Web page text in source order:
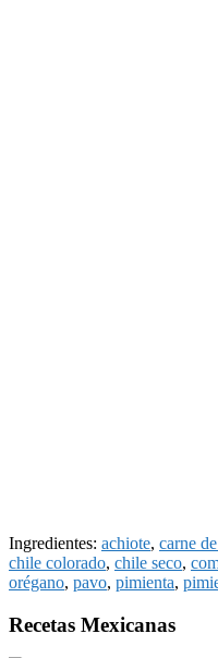
Ingredientes: achiote, carne
chile colorado, chile seco,
orégano, pavo, pimienta,
Recetas Mexicanas